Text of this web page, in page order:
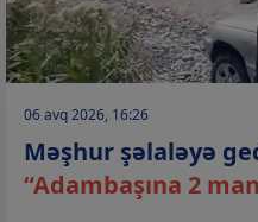
06 avq 2026, 16:26
Məşhur şəlaləyə
“Adambaşına 2